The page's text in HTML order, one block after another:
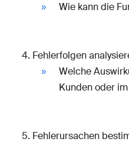
Wie kann die
Fehlerfolgen
Welche
Kunden oder
Fehlerursachen